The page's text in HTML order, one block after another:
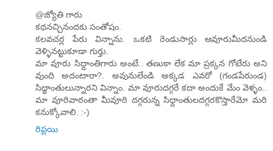
@జ్యోతి గారు
కధనచ్చినందకు సంతోషం.
కలవచర్ల పేరు విన్నాను. ఒకటి రెండుసార్లు ఆవూరుమీదనుండి
వెళ్ళినట్టుకూడా గుర్తు.
మా వూరు సిధ్దాంతిగారు అంటే.. తణుకా లేక మా ప్రక్కన గోటేరు అని
వుంది అదంటారా?. అవునులేండి అక్కడ ఎవరో (గండపేరుండ)
సిధ్ధాంతులున్నారని విన్నాం. మా వూరుదగ్గరే కదా అందుకే మేం వెళ్ళం..
మా వూరివారంతా మీవూరి దగ్గరున్న సిధ్దాంతులదగ్గరకొస్తారేమో మరి
కనుక్కోవాలి. :-)
రిప్లయి